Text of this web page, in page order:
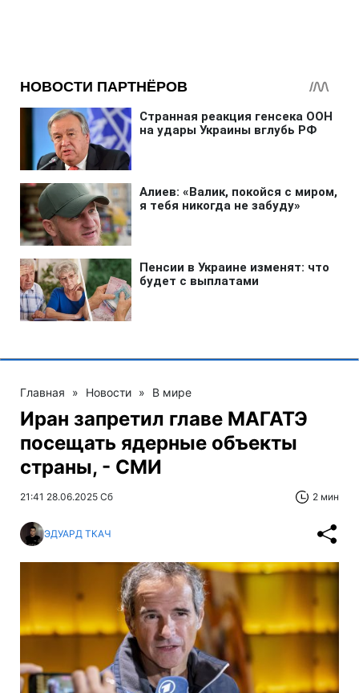
Главная » Новости » В мире
Иран запретил главе МАГАТЭ
посещать ядерные объекты
страны, - СМИ
21:41 28.06.2025 Сб 2 мин
ЭДУАРД ТКАЧ